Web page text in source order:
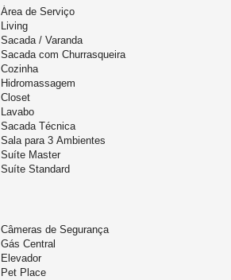
Área de Serviço
Living
Sacada / Varanda
Sacada com Churrasqueira
Cozinha
Hidromassagem
Closet
Lavabo
Sacada Técnica
Sala para 3 Ambientes
Suíte Master
Suíte Standard
Câmeras de Segurança
Gás Central
Elevador
Pet Place